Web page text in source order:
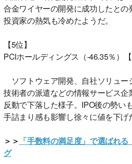
合金ワイヤーの開発に成功したとの
投資家の熱気も冷めたようだ。
【5位】
PCIホールディングス（-46.35％）
ソフトウェア開発、自社ソリュー
技術者の派遣などの情報サービス
反動で下落した様子。IPO後の勢い
手詰まり感も影響し徐々に値を下げ
＞＞ 「手数料の満足度」で選ばれ
グ